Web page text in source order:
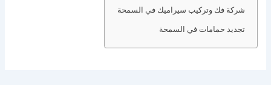
شركة فك وتركيب سيراميك في السمحة
تجديد حمامات في السمحة